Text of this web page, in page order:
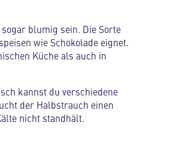
blumig sein. Die Sorte
wie Schokolade eignet.
Küche als auch in
kannst du verschiedene
der Halbstrauch einen
nicht standhält.